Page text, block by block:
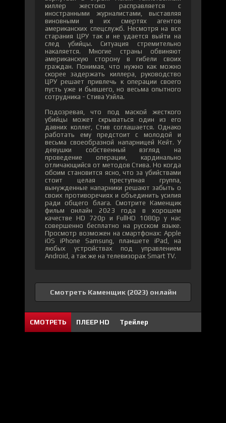
киллер жестоко расправляется с
иностранными журналистами, выставляя
виновными в их смертях агентов
американских спецслужб. Несмотря на все
старания ЦРУ так и не удается выйти на
след убийцы. Ситуация стремительно
накаляется. Многие страны обвиняют
американскую сторону в гибели своих
граждан. Понимая, что нужно как можно
скорее задержать киллера, руководство
ЦРУ решает привлечь к операции своего
пусть уже и бывшего, но весьма опытного
сотрудника - Стива Уэйла.
Подозревая, что под маской жесткого
убийцы может скрываться один из его
давних коллег, Стив соглашается. Однако
работать ему предстоит с молодой и
весьма своеобразной напарницей Кейт. У
девушки собственный взгляд на
проведение операции, кардинально
отличающийся от методов Стива. Но когда
обоим становится ясно, что за убийствами
стоит целая преступная группа,
вынужденные напарники решают забыть о
своих противоречиях и объединить усилия
ради общего блага. Смотрите Каменщик
фильм онлайн 2023 года в хорошем
качестве HD 720p и FullHD 1080p у нас
совершенно бесплатно на русском языке.
Просмотр возможен на смартфонах: Apple
iOS iPhone Samsung, планшете iPad, на
любых устройствах под управлением
Android, а так же на телевизорах Smart TV.
Смотреть Каменщик (2023) онлайн
СМОТРЕТЬ ПЛЕЕР HD Трейлер